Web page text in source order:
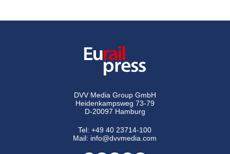
DVV Media Group GmbH
Heidenkampsweg 73-79
D-20097 Hamburg
Tel:+49 40 23714-100
Mail: info@dvvmedia.com